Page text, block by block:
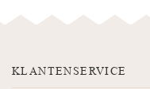
KLANTENSERVICE